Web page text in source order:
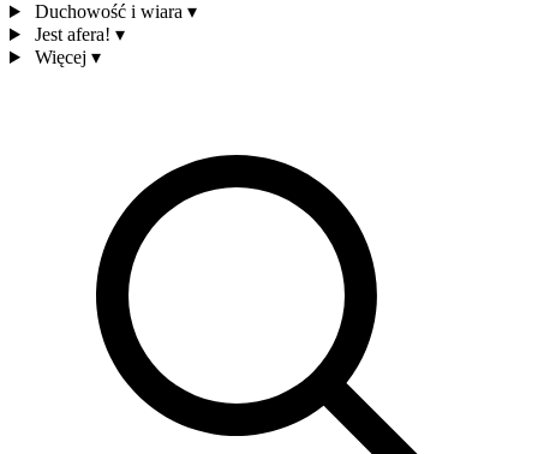
Duchowość i wiara ▾
Jest afera! ▾
Więcej ▾